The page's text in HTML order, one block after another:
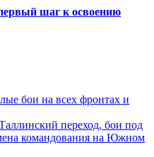
шаг к освоению
бои на всех фронтах и
переход, бои под
командования на Южном